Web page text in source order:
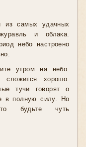
самых удачных
и облака.
небо настроено
утром на небо.
хорошо.
тучи говорят о
в полную силу. Но
будьте чуть